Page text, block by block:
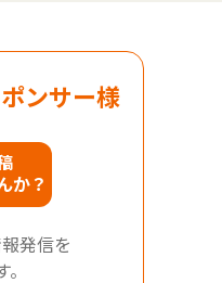
ンサー様
か？
発信を